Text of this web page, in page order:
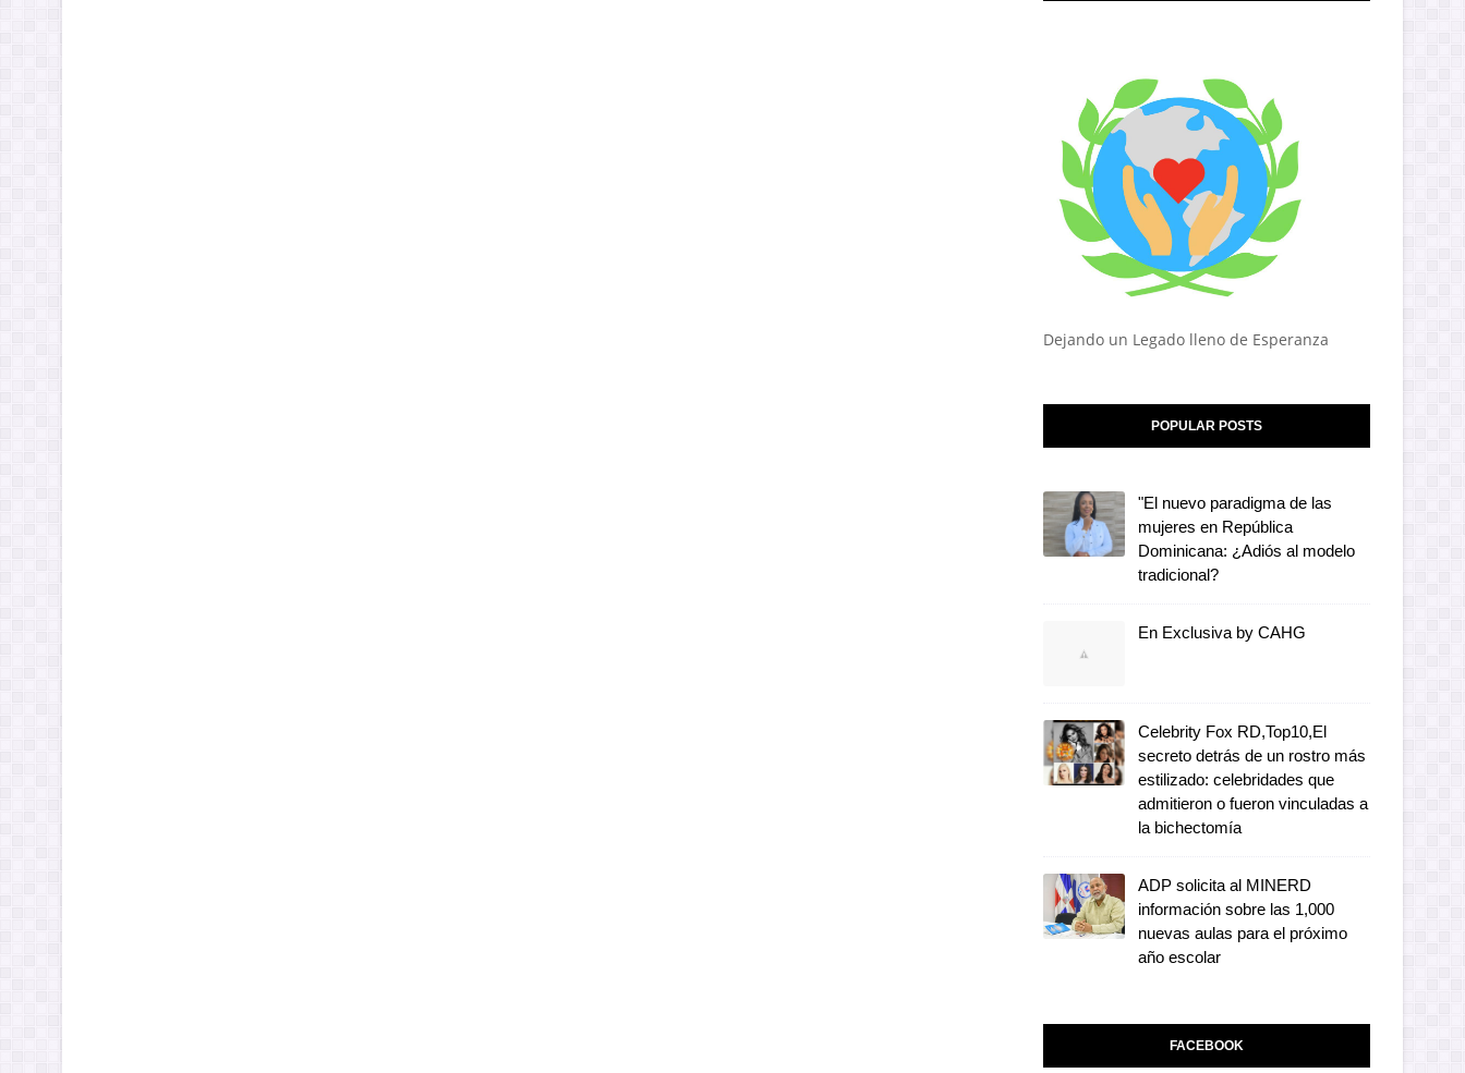
Dejando un Legado lleno de Esperanza
POPULAR POSTS
"El nuevo paradigma de las
mujeres en República
Dominicana: ¿Adiós al modelo
tradicional?
En Exclusiva by CAHG
Celebrity Fox RD,Top10,El
secreto detrás de un rostro más
estilizado: celebridades que
admitieron o fueron vinculadas a
la bichectomía
ADP solicita al MINERD
información sobre las 1,000
nuevas aulas para el próximo
año escolar
FACEBOOK